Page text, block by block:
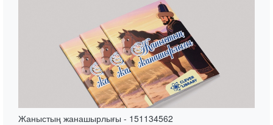
Жаныстың жанашырлығы - 151134562